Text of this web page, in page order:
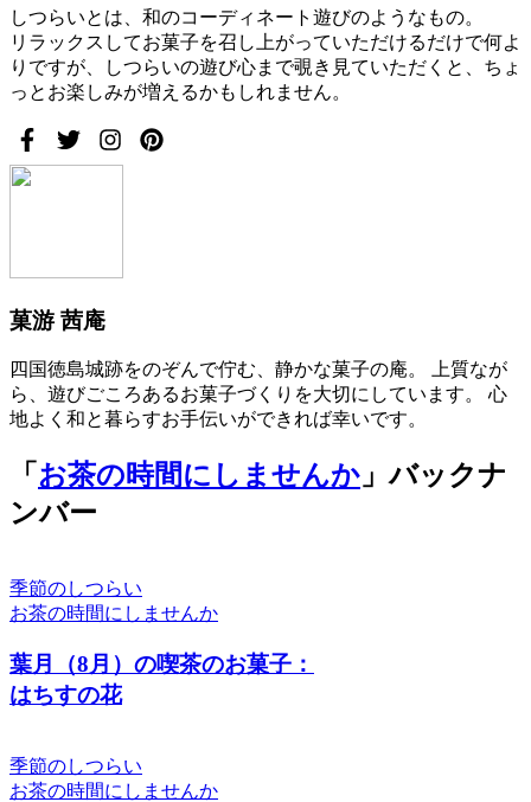
しつらいとは、和のコーディネート遊びのようなもの。
リラックスしてお菓子を召し上がっていただけるだけで何よ
りですが、しつらいの遊び心まで覗き見ていただくと、ちょ
っとお楽しみが増えるかもしれません。
菓游 茜庵
四国徳島城跡をのぞんで佇む、静かな菓子の庵。 上質なが
ら、遊びごころあるお菓子づくりを大切にしています。 心
地よく和と暮らすお手伝いができれば幸いです。
「 お茶の時間にしませんか 」バックナ
ンバー
季節のしつらい
お茶の時間にしませんか
葉月（8月）の喫茶のお菓子：
はちすの花
季節のしつらい
お茶の時間にしませんか